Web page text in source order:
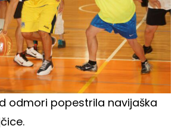
odmori popestrila navijaška
.